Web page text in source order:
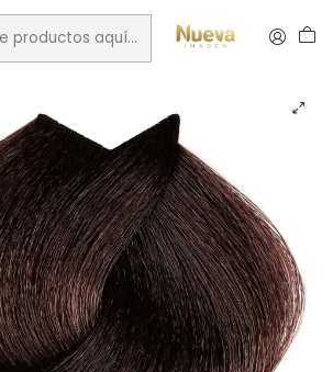
TINT FARMAVITA LIFE COLOR PLUS 100ML 4.5